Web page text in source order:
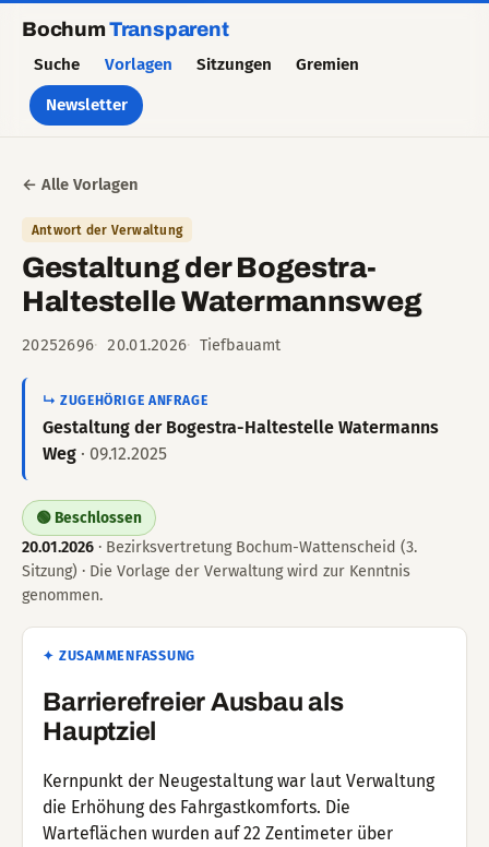
BochumTransparent
Suche Vorlagen Sitzungen Gremien
Newsletter
← Alle Vorlagen
Antwort der Verwaltung
Gestaltung der Bogestra-
Haltestelle Watermannsweg
20252696 20.01.2026 Tiefbauamt
↳ ZUGEHÖRIGE ANFRAGE
Gestaltung der Bogestra-Haltestelle Watermanns
Weg · 09.12.2025
🟢 Beschlossen
20.01.2026 · Bezirksvertretung Bochum-Wattenscheid (3.
Sitzung) · Die Vorlage der Verwaltung wird zur Kenntnis
genommen.
✦ ZUSAMMENFASSUNG
Barrierefreier Ausbau als
Hauptziel
Kernpunkt der Neugestaltung war laut Verwaltung
die Erhöhung des Fahrgastkomforts. Die
Warteflächen wurden auf 22 Zentimeter über